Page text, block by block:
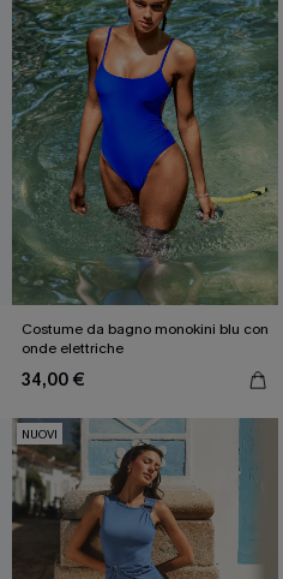
Costume da bagno monokini blu con
onde elettriche
34,00 €
NUOVI